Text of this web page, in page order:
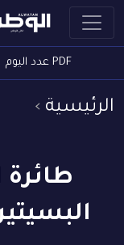
PDF عدد اليوم
الرئيسية
طائرة